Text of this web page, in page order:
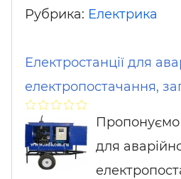
Рубрика: Електрика
Електростанції для
електропостачання,
Пропонуємо
для